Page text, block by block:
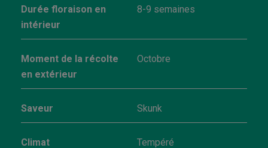
Durée floraison en
intérieur
8-9 semaines
Moment de la récolte
en extérieur
Octobre
Saveur Skunk
Climat Tempéré